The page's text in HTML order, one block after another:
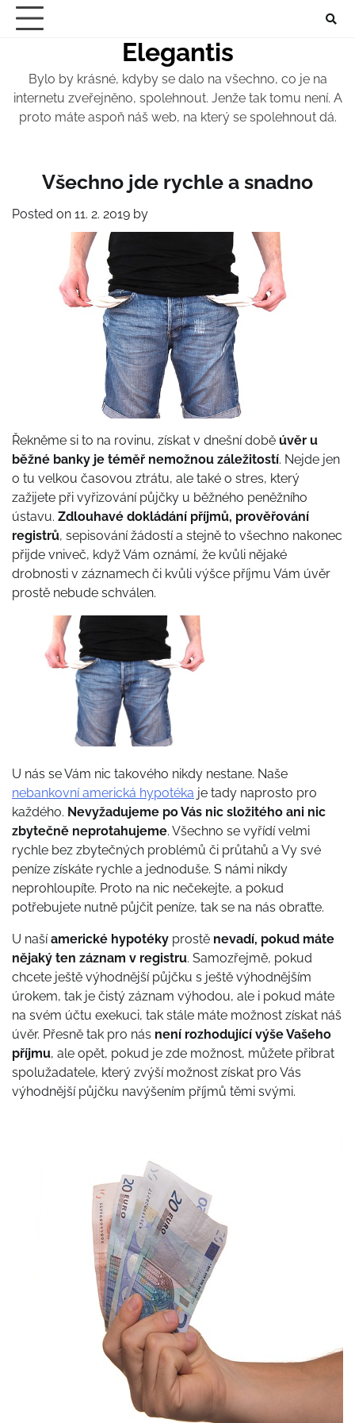
Skip
Elegantis
Bylo by krásné, kdyby se dalo na všechno, co je na
internetu zveřejněno, spolehnout. Jenže tak tomu není. A
proto máte aspoň náš web, na který se spolehnout dá.
Všechno jde rychle a snadno
Posted on 11. 2. 2019 by
Řekněme si to na rovinu, získat v dnešní době úvěr u
běžné banky je téměř nemožnou záležitostí. Nejde jen
o tu velkou časovou ztrátu, ale také o stres, který
zažijete při vyřizování půjčky u běžného peněžního
ústavu. Zdlouhavé dokládání příjmů, prověřování
registrů, sepisování žádostí a stejně to všechno nakonec
přijde vniveč, když Vám oznámí, že kvůli nějaké
drobnosti v záznamech či kvůli výšce příjmu Vám úvěr
prostě nebude schválen.
U nás se Vám nic takového nikdy nestane. Naše
nebankovní americká hypotéka je tady naprosto pro
každého. Nevyžadujeme po Vás nic složitého ani nic
zbytečně neprotahujeme. Všechno se vyřídí velmi
rychle bez zbytečných problémů či průtahů a Vy své
peníze získáte rychle a jednoduše. S námi nikdy
neprohloupíte. Proto na nic nečekejte, a pokud
potřebujete nutně půjčit peníze, tak se na nás obraťte.
U našíamerické hypotéky prostě nevadí, pokud máte
nějaký ten záznam v registru. Samozřejmě, pokud
chcete ještě výhodnější půjčku s ještě výhodnějším
úrokem, tak je čistý záznam výhodou, ale i pokud máte
na svém účtu exekuci, tak stále máte možnost získat náš
úvěr. Přesně tak pro nás není rozhodující výše Vašeho
příjmu, ale opět, pokud je zde možnost, můžete přibrat
spolužadatele, který zvýší možnost získat pro Vás
výhodnější půjčku navýšením příjmů těmi svými.